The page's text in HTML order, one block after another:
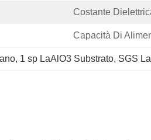
Costante
Capacità Di
, 1 sp LaAlO3 Substrato, SGS